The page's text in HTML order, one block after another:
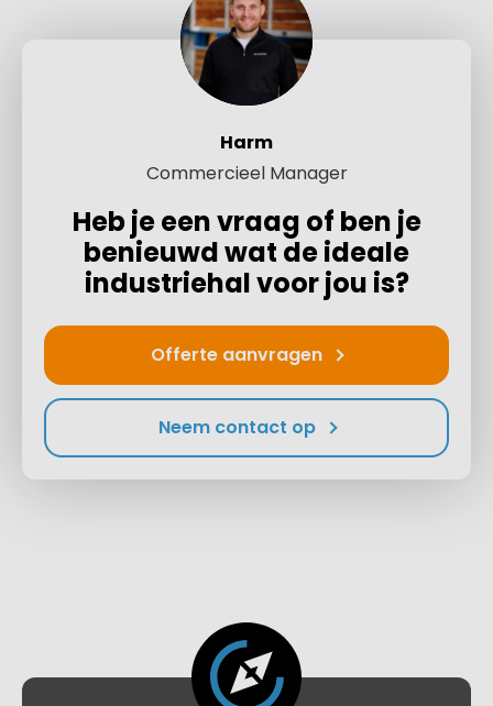
Harm
Commercieel Manager
Heb je een vraag of ben je
benieuwd wat de ideale
industriehal voor jou is?
Offerte aanvragen
Neem contact op